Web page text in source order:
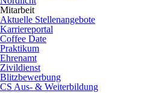
Mitarbeit
Aktuelle Stellenangebote
Karriereportal
Coffee Date
Praktikum
Ehrenamt
Zivildienst
Blitzbewerbung
CS Aus- & Weiterbildung